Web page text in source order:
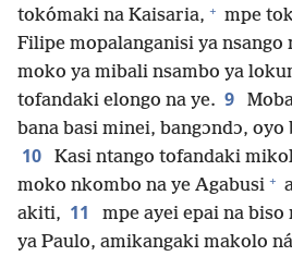
tokómaki na Kaisaria, + mpe
Filipe mopalanganisi ya nsango
moko ya mibali nsambo ya
tofandaki elongo na ye. 9
bana basi minei, bangɔndɔ,
10
Kasi ntango tofandaki
moko nkombo na ye Agabusi +
akiti, 11
mpe ayei epai na
ya Paulo, amikangaki makolo